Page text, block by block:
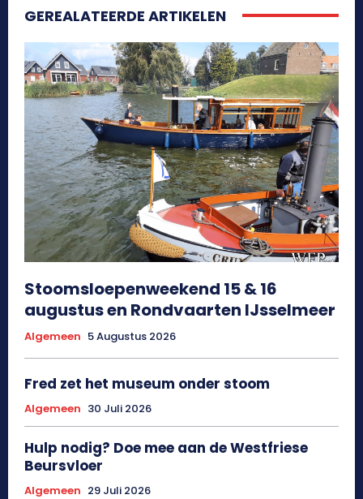
GEREALATEERDE ARTIKELEN
Stoomsloepenweekend 15 & 16
augustus en Rondvaarten IJsselmeer
Algemeen 5 Augustus 2026
Fred zet het museum onder stoom
Algemeen 30 Juli 2026
Hulp nodig? Doe mee aan de Westfriese
Beursvloer
Algemeen 29 Juli 2026